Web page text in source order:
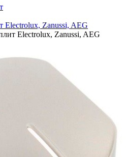
Zanussi, AEG
Electrolux, Zanussi, AEG